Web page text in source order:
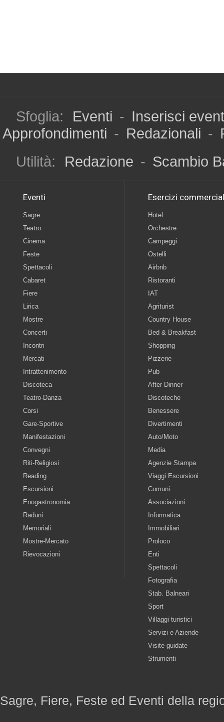
Sfoglia: Eventi - Inserisci
Approfondimenti - Redazionali -
Utilità:
Redazione - Scambio
Eventi
Sagre
Teatro
Cinema
Feste
Spettacoli
Cabaret
Fiere
Lirica
Mostre
Concerti
Incontri
Mercati
Intrattenimento
Discoteca
Teatro-Danza
Corsi
Gare-Sportive
Manifestazioni
Convegni
Riti-Religiosi
Reading
Escursioni
Enogastronomia
Raduni
Memoriali
Mostre-Mercato
Rievocazioni
Esercizi
Hotel
Orchestre
Campeggi
Ostelli
Airbnb
Ristoranti
IAT
Agriturist
Country House
Bed & Breakfast
Shopping
Pizzerie
Pub
After Dinner
Discoteche
Benessere
Divertimenti
Auto/Moto
Media
Agenzie Stampa
Viaggi Escursioni
Comuni
Associazioni
Informatica
Immobiliari
Proloco
Enti
Spettacoli
Fotografia
Stab. Balneari
Sport
Villaggi turistici
Servizi e Aziende
Visite guidate
Strumenti
Sagre, Fiere, Feste ed Eventi della